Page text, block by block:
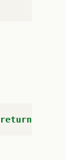
return